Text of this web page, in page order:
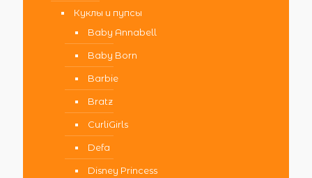
Куклы и пупсы
Baby Annabell
Baby Born
Barbie
Bratz
CurliGirls
Defa
Disney Princess